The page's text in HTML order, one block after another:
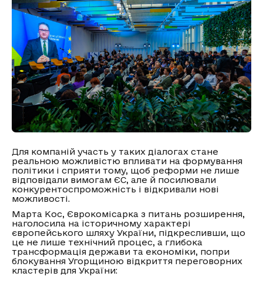
Для компаній участь у таких діалогах стане
реальною можливістю впливати на формування
політики і сприяти тому, щоб реформи не лише
відповідали вимогам ЄС, але й посилювали
конкурентоспроможність і відкривали нові
можливості.
Марта Кос, Єврокомісарка з питань розширення,
наголосила на історичному характері
європейського шляху України, підкресливши, що
це не лише технічний процес, а глибока
трансформація держави та економіки, попри
блокування Угорщиною відкриття переговорних
кластерів для України: